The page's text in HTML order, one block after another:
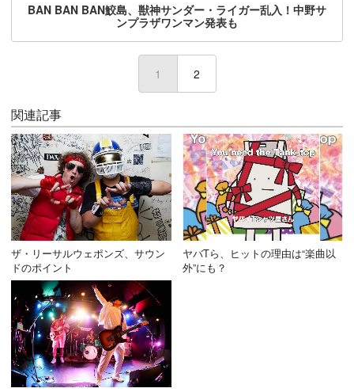
BAN BAN BAN鮫島、獣神サンダー・ライガー乱入！中野サ
ンプラザワンマン発表も
1 (current)
2
関連記事
ザ・リーサルウェポンズ、サウン
ドのポイント
ヤバTら、ヒットの理由は“楽曲以
外”にも？